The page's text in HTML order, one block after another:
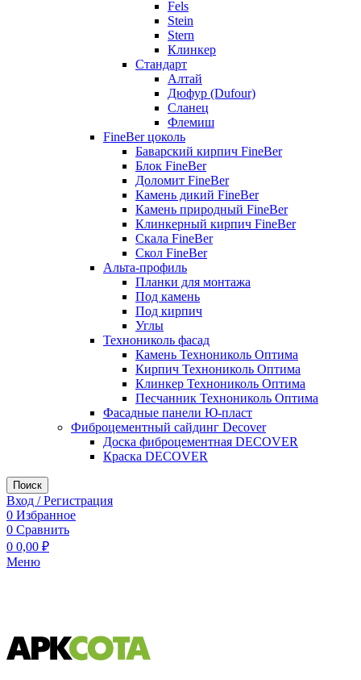
Fels
Stein
Stern
Клинкер
Стандарт
Алтай
Дюфур (Dufour)
Сланец
Флемиш
FineBer цоколь
Баварский кирпич FineBer
Блок FineBer
Доломит FineBer
Камень дикий FineBer
Камень природный FineBer
Клинкерный кирпич FineBer
Скала FineBer
Скол FineBer
Альта-профиль
Планки для монтажа
Под камень
Под кирпич
Углы
Технониколь фасад
Камень Технониколь Оптима
Кирпич Технониколь Оптима
Клинкер Технониколь Оптима
Песчанник Технониколь Оптима
Фасадные панели Ю-пласт
Фиброцементный сайдинг Decover
Доска фиброцементная DECOVER
Краска DECOVER
Поиск
Вход / Регистрация
0 Избранное
0 Сравнить
0 0,00 ₽
Меню